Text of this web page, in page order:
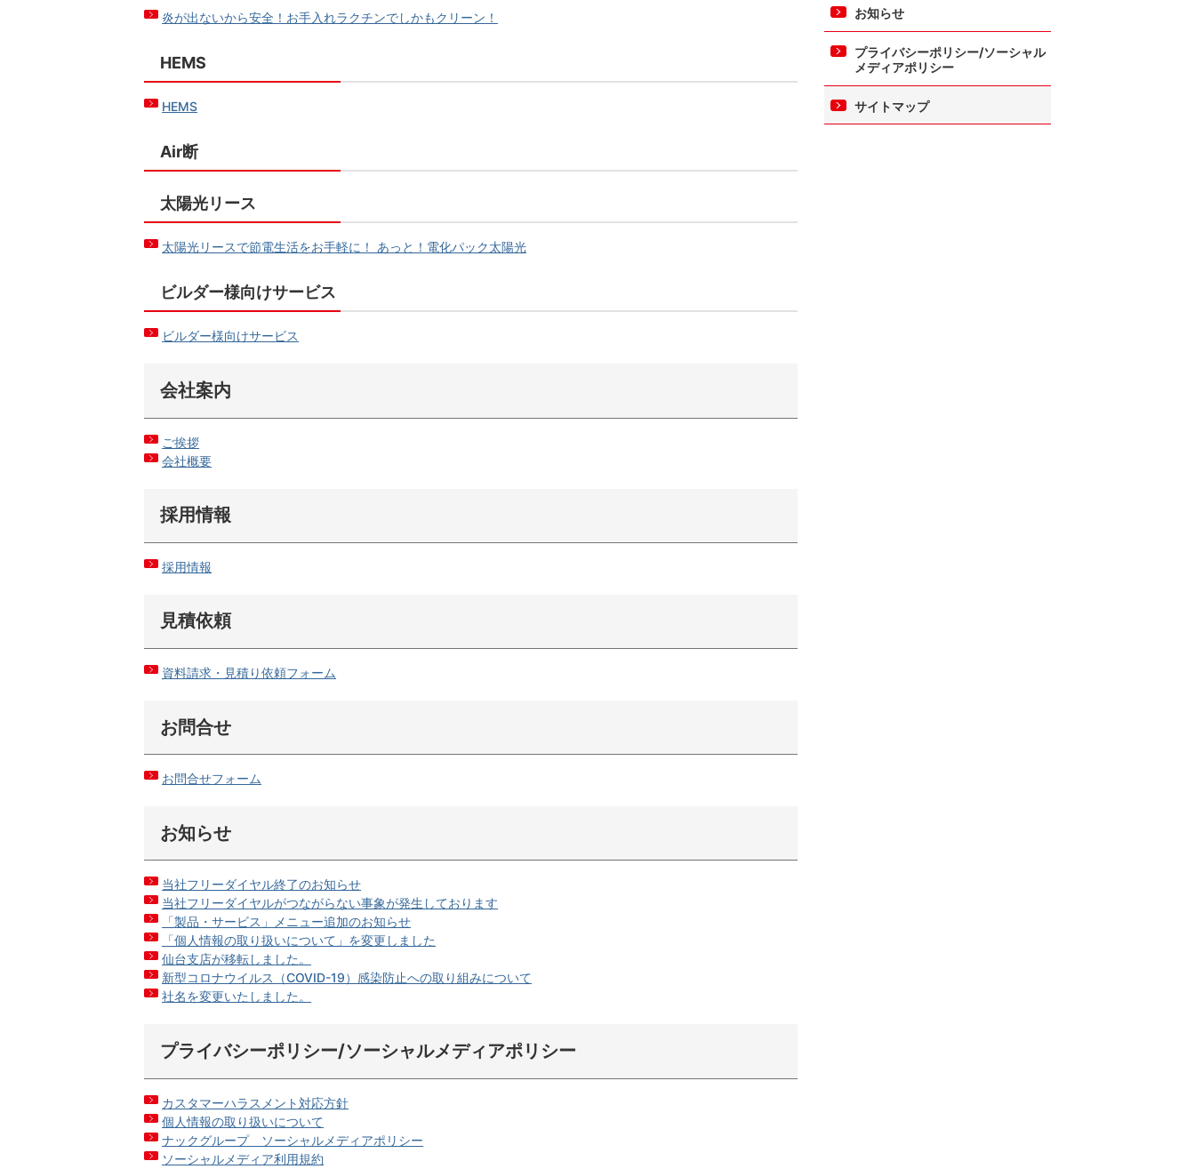
炎が出ないから安全！お手入れラクチンでしかもクリーン！
HEMS
HEMS
Air断
太陽光リース
太陽光リースで節電生活をお手軽に！ あっと！電化パック太陽光
ビルダー様向けサービス
ビルダー様向けサービス
会社案内
ご挨拶
会社概要
採用情報
採用情報
見積依頼
資料請求・見積り依頼フォーム
お問合せ
お問合せフォーム
お知らせ
当社フリーダイヤル終了のお知らせ
当社フリーダイヤルがつながらない事象が発生しております
「製品・サービス」メニュー追加のお知らせ
「個人情報の取り扱いについて」を変更しました
仙台支店が移転しました。
新型コロナウイルス（COVID-19）感染防止への取り組みについて
社名を変更いたしました。
プライバシーポリシー/ソーシャルメディアポリシー
カスタマーハラスメント対応方針
個人情報の取り扱いについて
ナックグループ ソーシャルメディアポリシー
ソーシャルメディア利用規約
お知らせ
プライバシーポリシー/ソーシャル
メディアポリシー
サイトマップ